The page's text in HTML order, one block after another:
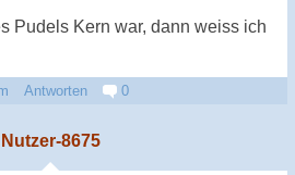
Pudels Kern war, dann weiss ich
Antworten 0
Nutzer-8675